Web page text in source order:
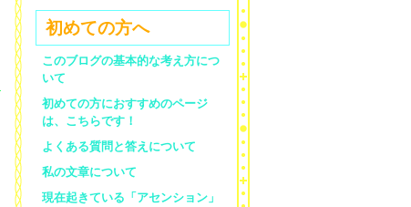
初めての方へ
このブログの基本的な考え方につ
いて
初めての方におすすめのページ
は、こちらです！
よくある質問と答えについて
私の文章について
現在起きている「アセンション」